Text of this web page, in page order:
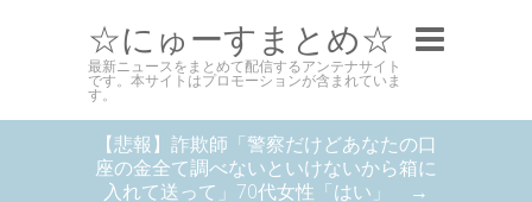
☆にゅーすまとめ☆
最新ニュースをまとめて配信するアンテナサイト
です。本サイトはプロモーションが含まれていま
す。
【悲報】詐欺師「警察だけどあなたの口
座の金全て調べないといけないから箱に
入れて送って」70代女性「はい」 →